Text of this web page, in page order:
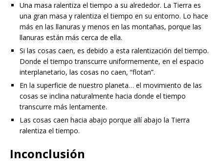
Una masa ralentiza el tiempo a su alrededor. La Tierra es
una gran masa y ralentiza el tiempo en su entorno. Lo hace
más en las llanuras y menos en las montañas, porque las
llanuras están más cerca de ella.
Si las cosas caen, es debido a esta ralentización del tiempo.
Donde el tiempo transcurre uniformemente, en el espacio
interplanetario, las cosas no caen, “flotan”.
En la superficie de nuestro planeta… el movimiento de las
cosas se inclina naturalmente hacia donde el tiempo
transcurre más lentamente.
Las cosas caen hacia abajo porque allí abajo la Tierra
ralentiza el tiempo.
Inconclusión